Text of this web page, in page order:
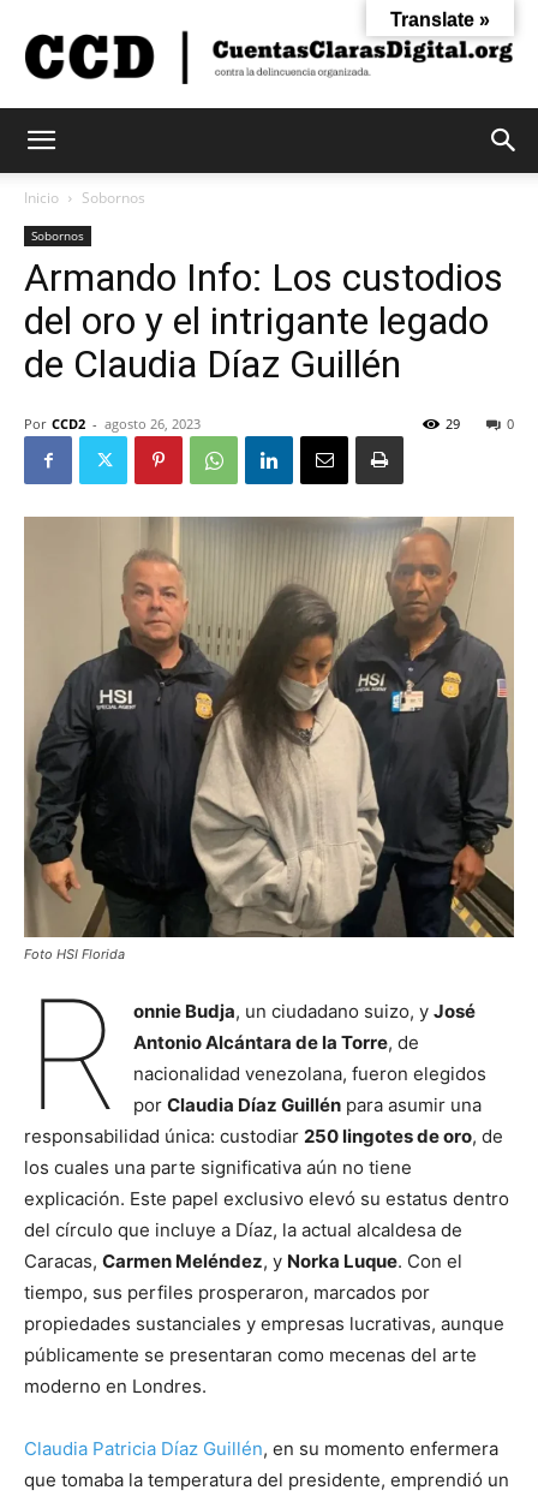
Claras
Digital
Inicio Sobornos
Sobornos
Armando Info: Los custodios
del oro y el intrigante legado
de Claudia Díaz Guillén
Por CCD2 - agosto 26, 2023 0
29
Foto HSI Florida
R onnie Budja, un ciudadano suizo, y José
Antonio Alcántara de la Torre, de
nacionalidad venezolana, fueron elegidos
por Claudia Díaz Guillénpara asumir una
responsabilidad única: custodiar 250 lingotes de oro, de
los cuales una parte significativa aún no tiene
explicación. Este papel exclusivo elevó su estatus dentro
del círculo que incluye a Díaz, la actual alcaldesa de
Caracas, Carmen Meléndez, y Norka Luque. Con el
tiempo, sus perfiles prosperaron, marcados por
propiedades sustanciales y empresas lucrativas, aunque
públicamente se presentaran como mecenas del arte
moderno en Londres.
Claudia Patricia Díaz Guillén, en su momento enfermera
que tomaba la temperatura del presidente, emprendió un
Translate »